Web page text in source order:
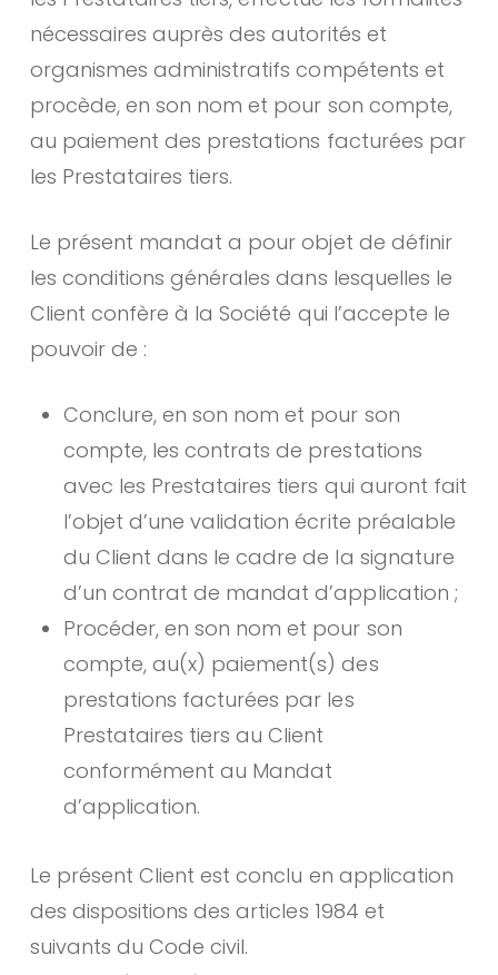
nécessaires auprès des autorités et
organismes administratifs compétents et
procède, en son nom et pour son compte,
au paiement des prestations facturées par
les Prestataires tiers.
Le présent mandat a pour objet de définir
les conditions générales dans lesquelles le
Client confère à la Société qui l’accepte le
pouvoir de :
Conclure, en son nom et pour son
compte, les contrats de prestations
avec les Prestataires tiers qui auront fait
l’objet d’une validation écrite préalable
du Client dans le cadre de la signature
d’un contrat de mandat d’application ;
Procéder, en son nom et pour son
compte, au(x) paiement(s) des
prestations facturées par les
Prestataires tiers au Client
conformément au Mandat
d’application.
Le présent Client est conclu en application
des dispositions des articles 1984 et
suivants du Code civil.